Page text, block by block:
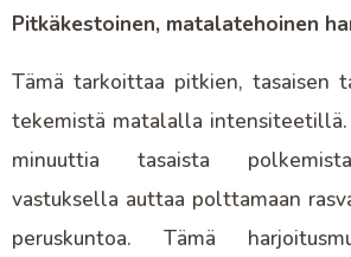
Pitkäkestoinen, matalatehoinen
Tämä tarkoittaa pitkien, tasaisen
tekemistä matalalla intensiteetillä.
minuuttia tasaista
vastuksella auttaa polttamaan
peruskuntoa. Tämä